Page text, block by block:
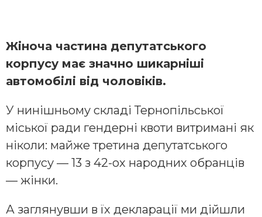
Жіноча частина депутатського
корпусу має значно шикарніші
автомобілі від чоловіків.
У нинішньому складі Тернопільської
міської ради гендерні квоти витримані як
ніколи: майже третина депутатського
корпусу — 13 з 42-ох народних обранців
— жінки.
А заглянувши в їх декларації ми дійшли